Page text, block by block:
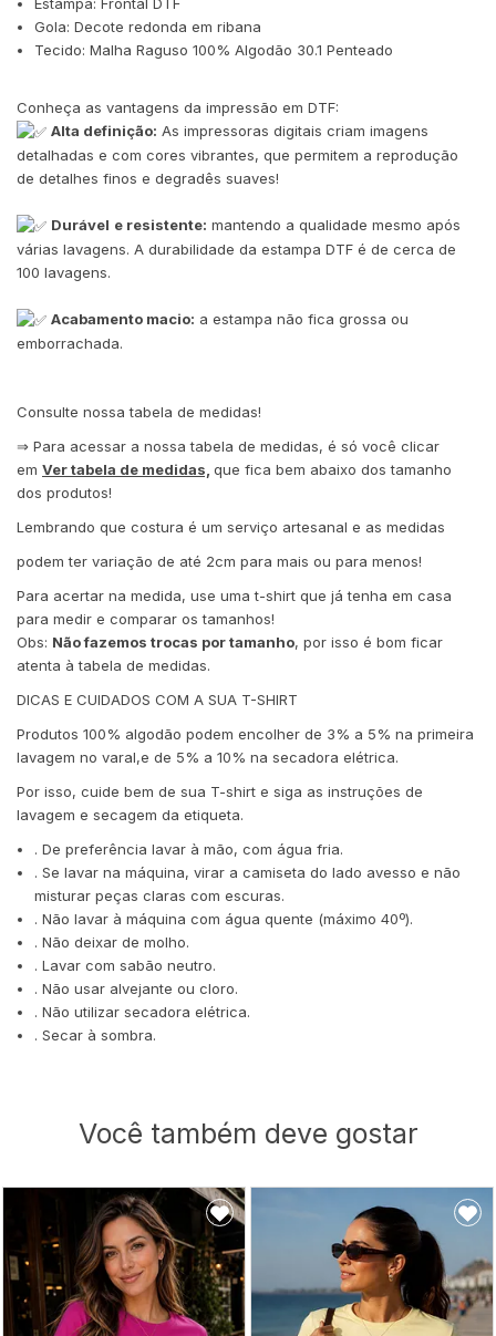
Gola: Decote redonda em ribana
Tecido: Malha Raguso 100% Algodão 30.1 Penteado
Conheça as vantagens da impressão em DTF:
Alta definição: As impressoras digitais criam imagens
detalhadas e com cores vibrantes, que permitem a reprodução
de detalhes finos e degradês suaves!
Durável e resistente: mantendo a qualidade mesmo após
várias lavagens. A durabilidade da estampa DTF é de cerca de
100 lavagens.
Acabamento macio: a estampa não fica grossa ou
emborrachada.
Consulte nossa tabela de medidas!
⇒ Para acessar a nossa tabela de medidas, é só você clicar
em Ver tabela de medidas, que fica bem abaixo dos tamanho
dos produtos!
Lembrando que costura é um serviço artesanal e as medidas
podem ter variação de até 2cm para mais ou para menos!
Para acertar na medida, use uma t-shirt que já tenha em casa
para medir e comparar os tamanhos!
Obs: Não fazemos trocas por tamanho, por isso é bom ficar
atenta à tabela de medidas.
DICAS E CUIDADOS COM A SUA T-SHIRT
Produtos 100% algodão podem encolher de 3% a 5% na primeira
lavagem no varal,e de 5% a 10% na secadora elétrica.
Por isso, cuide bem de sua T-shirt e siga as instruções de
lavagem e secagem da etiqueta.
. De preferência lavar à mão, com água fria.
. Se lavar na máquina, virar a camiseta do lado avesso e não
misturar peças claras com escuras.
. Não lavar à máquina com água quente (máximo 40º).
. Não deixar de molho.
. Lavar com sabão neutro.
. Não usar alvejante ou cloro.
. Não utilizar secadora elétrica.
. Secar à sombra.
Você também deve gostar